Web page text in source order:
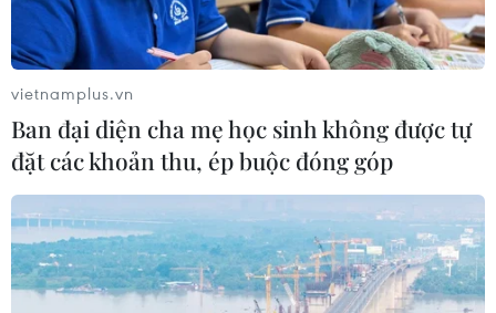
vietnamplus.vn
Ban đại diện cha mẹ học sinh không được tự
đặt các khoản thu, ép buộc đóng góp